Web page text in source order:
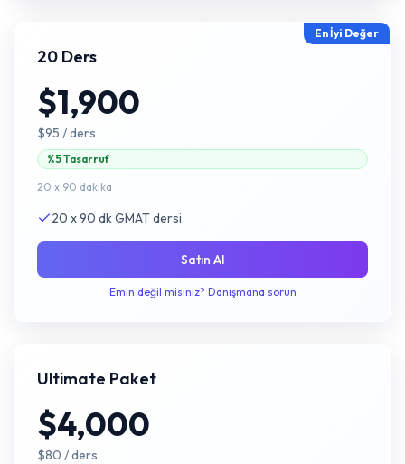
En İyi Değer
20 Ders
$1,900
$95 / ders
%5 Tasarruf
20 x 90 dakika
20 x 90 dk GMAT dersi
Satın Al
Emin değil misiniz? Danışmana sorun
Ultimate Paket
$4,000
$80 / ders